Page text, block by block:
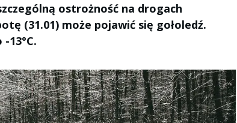
ostrożność na drogach
(31.01) może pojawić się gołoledź.
13°C.